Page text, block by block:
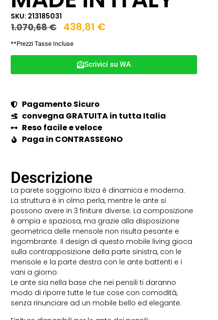
SKU: 213185031
1.070,68€ 438,81 €
**Prezzi Tasse Incluse
Scrivici su WA
Pagamento Sicuro
convegna GRATUITA in tutta Italia
Reso facile e veloce
Paga in CONTRASSEGNO
Descrizione
La parete soggiorno Ibiza è dinamica e moderna.
La struttura è in olmo perla, mentre le ante si
possono avere in 3 finiture diverse. La composizione
è ampia e spaziosa, ma grazie alla disposizione
geometrica delle mensole non risulta pesante e
ingombrante. Il design di questo mobile living gioca
sulla contrapposizione della parte sinistra, con le
mensole e la parte destra con le ante battenti e i
vani a giorno.
Le ante sia nella base che nei pensili ti daranno
modo di riporre tutte le tue cose con comodità,
senza rinunciare ad un mobile bello ed elegante.